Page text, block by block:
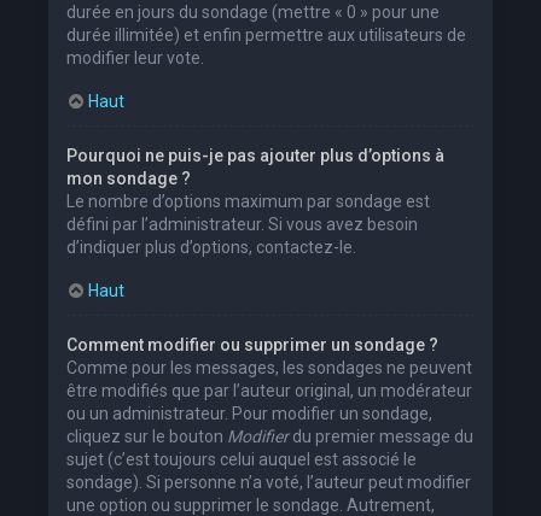
durée en jours du sondage (mettre « 0 » pour une
durée illimitée) et enfin permettre aux utilisateurs de
modifier leur vote.
Haut
Pourquoi ne puis-je pas ajouter plus d’options à
mon sondage ?
Le nombre d’options maximum par sondage est
défini par l’administrateur. Si vous avez besoin
d’indiquer plus d’options, contactez-le.
Haut
Comment modifier ou supprimer un sondage ?
Comme pour les messages, les sondages ne peuvent
être modifiés que par l’auteur original, un modérateur
ou un administrateur. Pour modifier un sondage,
cliquez sur le bouton Modifierdu premier message du
sujet (c’est toujours celui auquel est associé le
sondage). Si personne n’a voté, l’auteur peut modifier
une option ou supprimer le sondage. Autrement,